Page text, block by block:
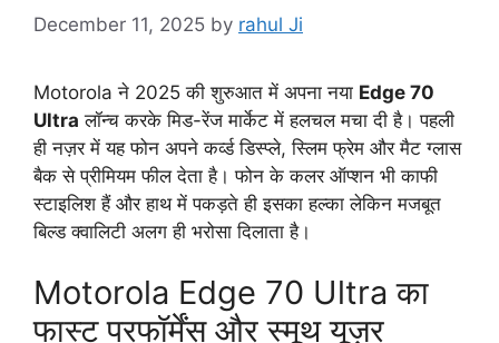
December 11, 2025 by rahul Ji
Motorola ने 2025 की शुरुआत में अपना नया Edge 70
Ultra लॉन्च करके मिड-रेंज मार्केट में हलचल मचा दी है। पहली
ही नज़र में यह फोन अपने कर्व्ड डिस्प्ले, स्लिम फ्रेम और मैट ग्लास
बैक से प्रीमियम फील देता है। फोन के कलर ऑप्शन भी काफी
स्टाइलिश हैं और हाथ में पकड़ते ही इसका हल्का लेकिन मजबूत
बिल्ड क्वालिटी अलग ही भरोसा दिलाता है।
Motorola Edge 70 Ultra का
फास्ट परफॉर्मेंस और स्मूथ यूज़र